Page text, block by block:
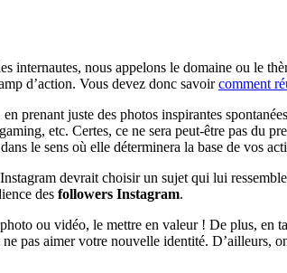
internautes, nous appelons le domaine ou le
d’action. Vous devez donc savoircomment
prenant juste des photos inspirantes
etc. Certes, ce ne sera peut-être pas du
le sens où elle déterminera la base de vos
devrait choisir un sujet qui lui
des followers Instagram.
ou vidéo, le mettre en valeur ! De plus, en
aimer votre nouvelle identité. D’ailleurs,